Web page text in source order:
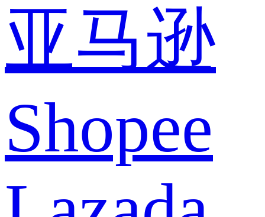
亚马逊
Shopee